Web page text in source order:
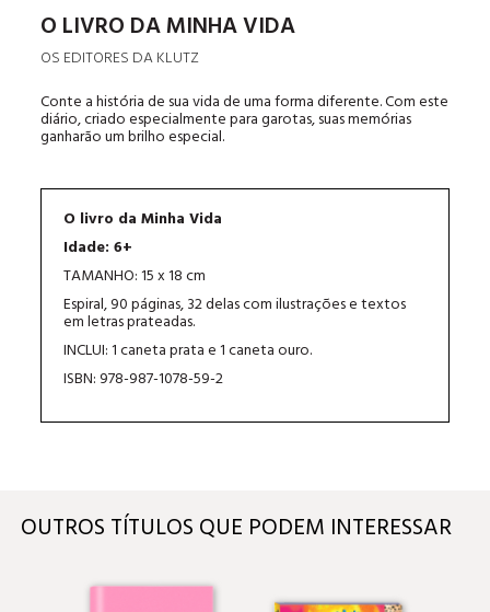
O LIVRO DA MINHA VIDA
OS EDITORES DA KLUTZ
Conte a história de sua vida de uma forma diferente. Com este
diário, criado especialmente para garotas, suas memórias
ganharão um brilho especial.
O livro da Minha Vida
Idade: 6+
TAMANHO: 15 x 18 cm
Espiral, 90 páginas, 32 delas com ilustrações e textos
em letras prateadas.
INCLUI: 1 caneta prata e 1 caneta ouro.
ISBN: 978-987-1078-59-2
OUTROS TÍTULOS QUE PODEM INTERESSAR